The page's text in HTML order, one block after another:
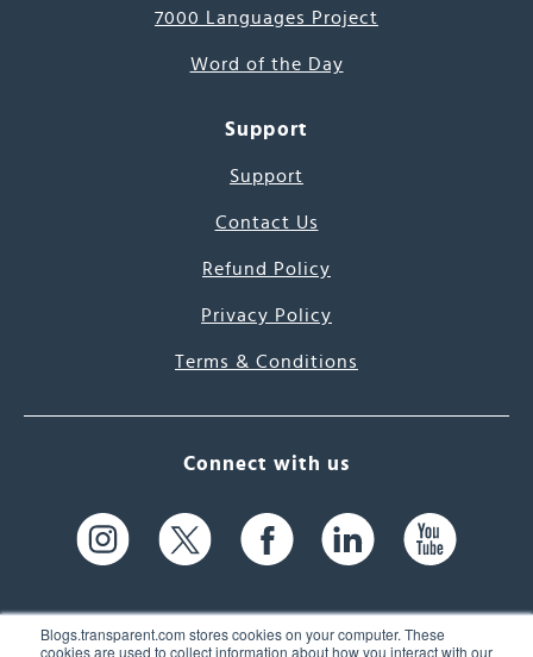
Blogs.transparent.com stores cookies on your computer. These
cookies are used to collect information about how you interact with our
7000 Languages Project
Word of the Day
Support
Support
Contact Us
Refund Policy
Privacy Policy
Terms & Conditions
Connect with us